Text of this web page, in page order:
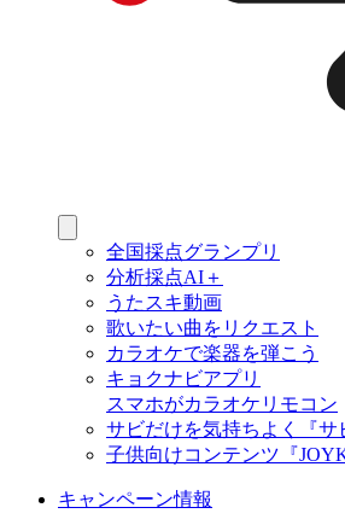
全国採点グランプリ
分析採点AI＋
うたスキ動画
歌いたい曲をリクエスト
カラオケで楽器を弾こう
キョクナビアプリ
スマホがカラオケリモコン
サビだけを気持ちよく『サ
子供向けコンテンツ『
キャンペーン情報